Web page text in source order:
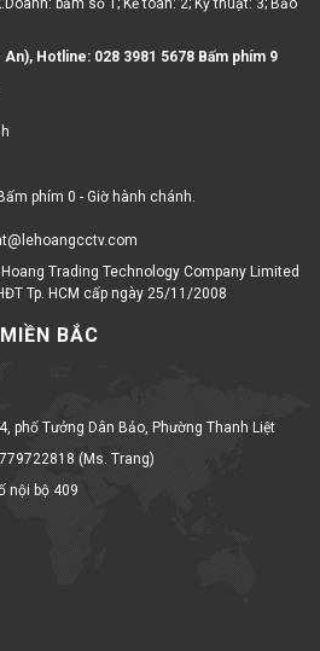
Tp. HCM cấp ngày 25/11/2008
MIỀN BẮC
phố Tưởng Dân Bảo, Phường Thanh Liệt
(Ms. Trang)
nội bộ 409